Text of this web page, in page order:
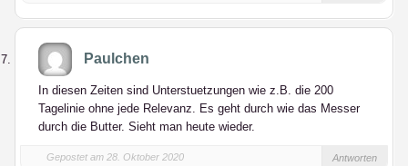
Paulchen
In diesen Zeiten sind Unterstuetzungen wie z.B. die 200
Tagelinie ohne jede Relevanz. Es geht durch wie das Messer
durch die Butter. Sieht man heute wieder.
Gepostet am 28. Oktober 2020 Antworten